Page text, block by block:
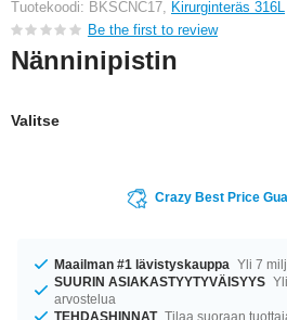
Tuotekoodi: BKSCNC17, Kirurginteräs 316L
Be the first to review
Nänninipistin
Valitse
Crazy Best Price
Maailman #1 lävistyskauppa Yli 7
SUURIN ASIAKASTYYTYVÄISYYS
arvostelua
TEHDASHINNAT Tilaa suoraan